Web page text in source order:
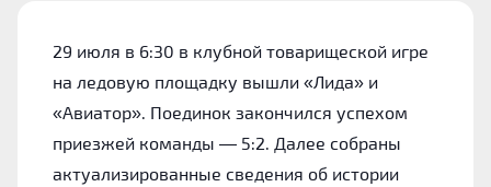
29 июля в 6:30 в клубной товарищеской игре
на ледовую площадку вышли «Лида» и
«Авиатор». Поединок закончился успехом
приезжей команды — 5:2. Далее собраны
актуализированные сведения об истории